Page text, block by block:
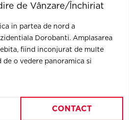
de Vânzare/Închiriat
in partea de nord a
Dorobanti. Amplasarea
fiind inconjurat de multe
o vedere panoramica si
CONTACT